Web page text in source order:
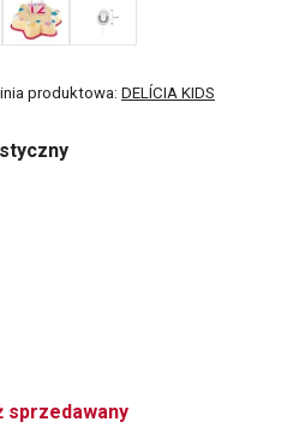
produktowa: DELÍCIA KIDS
sprzedawany